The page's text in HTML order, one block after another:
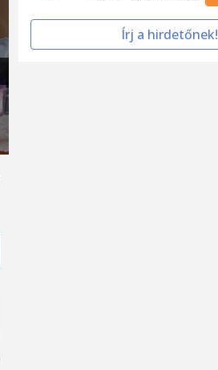
Írj a hirdetőnek!